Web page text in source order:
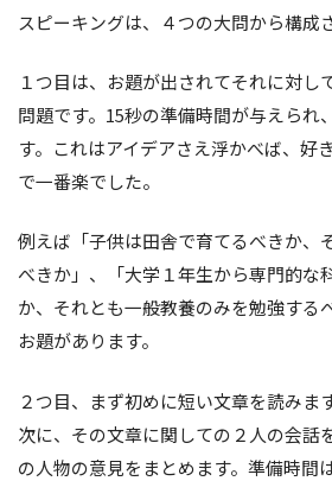
スピーキングは、４つの大問から構成
１つ目は、お題が出されてそれに対し
問題です。15秒の準備時間が与えられ
す。これはアイデアさえ浮かべば、好
で一番楽でした。
例えば「子供は田舎で育てるべきか、
べきか」、「大学１年生から専門的な
か、それとも一般教養のみを勉強する
お題があります。
２つ目、まず初めに短い文章を読みま
次に、その文章に関しての２人の会話
の人物の意見をまとめます。準備時間